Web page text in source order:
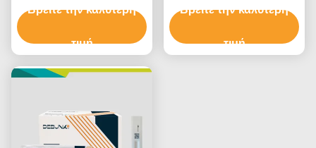
φαρμάκων - M
Βρείτε την καλύτερη
τιμή
εταμίνη (KET) (μάλλια)
Βρείτε την καλύτερη
τιμή